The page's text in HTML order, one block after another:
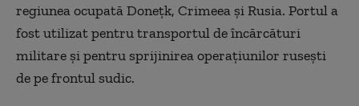
regiunea ocupată Donețk, Crimeea și Rusia. Portul a
fost utilizat pentru transportul de încărcături
militare și pentru sprijinirea operațiunilor rusești
de pe frontul sudic.